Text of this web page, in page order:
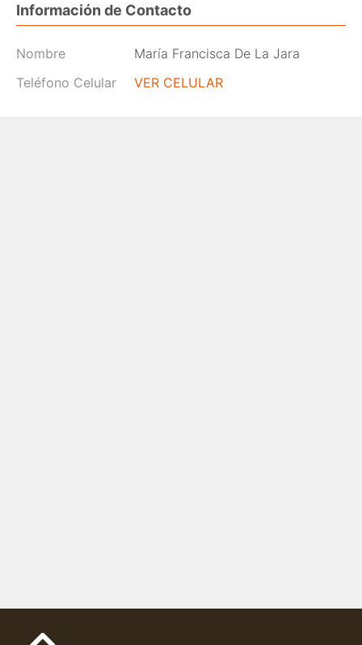
Información de Contacto
Nombre
María Francisca De La Jara
Teléfono Celular
VER CELULAR